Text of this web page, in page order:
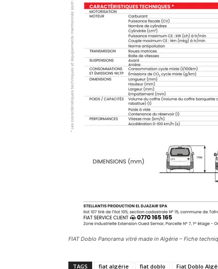
FIAT Doblo Panorama vitré made in Algérie – Fiche
TAGS fiat algérie fiat doblo Fiat Doblo